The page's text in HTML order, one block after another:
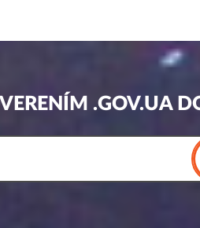
.GOV.UA